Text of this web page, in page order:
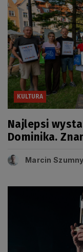
KULTURA
Najlepsi
Dominika.
Marcin Szumny